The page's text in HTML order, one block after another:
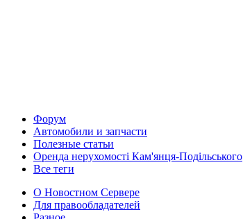
Форум
Автомобили и запчасти
Полезные статьи
Оренда нерухомості Кам'янця-Подільського
Все теги
О Новостном Сервере
Для правообладателей